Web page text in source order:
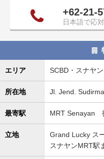
+62-21-
日本語で応
エリア SCBD・スナヤン
所在地 Jl. Jend.
最寄駅 MRT Senayan
立地
Grand Lucky ス
スナヤンMRT駅